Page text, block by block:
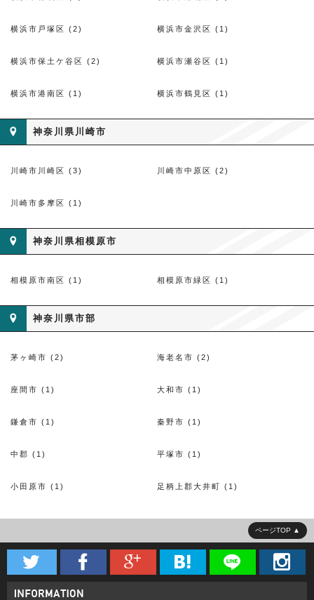
横浜市戸塚区 (2) 横浜市金沢区 (1)
横浜市保土ケ谷区 (2) 横浜市瀬谷区 (1)
横浜市港南区 (1) 横浜市鶴見区 (1)
神奈川県川崎市
川崎市川崎区 (3) 川崎市中原区 (2)
川崎市多摩区 (1)
神奈川県相模原市
相模原市南区 (1) 相模原市緑区 (1)
神奈川県市部
茅ヶ崎市 (2) 海老名市 (2)
座間市 (1) 大和市 (1)
鎌倉市 (1) 秦野市 (1)
中郡 (1) 平塚市 (1)
小田原市 (1) 足柄上郡大井町 (1)
ページTOP
     